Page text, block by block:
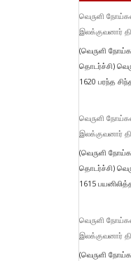
வெருளி
இலக்குவனார்
(வெருளி
தொடர்ச்சி)
1620 பரந்த
வெருளி
இலக்குவனார்
(வெருளி
தொடர்ச்சி)
1615
வெருளி
இலக்குவனார்
(வெருளி